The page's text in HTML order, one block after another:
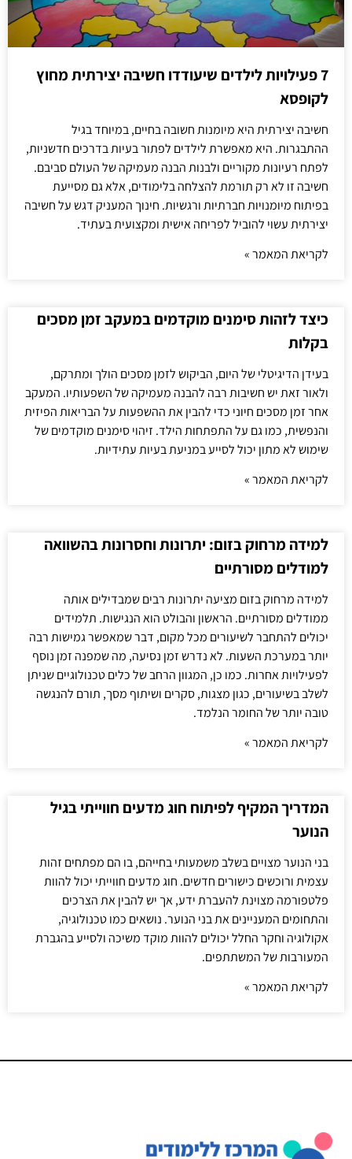
7 פעילויות לילדים שיעודדו חשיבה יצירתית מחוץ
לקופסא
חשיבה יצירתית היא מיומנות חשובה בחיים, במיוחד בגיל
ההתבגרות. היא מאפשרת לילדים לפתור בעיות בדרכים חדשניות,
לפתח רעיונות מקוריים ולבנות הבנה מעמיקה של העולם סביבם.
חשיבה זו לא רק תורמת להצלחה בלימודים, אלא גם מסייעת
בפיתוח מיומנויות חברתיות ורגשיות. חינוך המעניק דגש על חשיבה
יצירתית עשוי להוביל לפריחה אישית ומקצועית בעתיד.
לקריאת המאמר »
כיצד לזהות סימנים מוקדמים במעקב זמן מסכים
בקלות
בעידן הדיגיטלי של היום, הביקוש לזמן מסכים הולך ומתרקם,
ולאור זאת יש חשיבות רבה להבנה מעמיקה של השפעותיו. המעקב
אחר זמן מסכים חיוני כדי להבין את ההשפעות על הבריאות הפיזית
והנפשית, כמו גם על התפתחות הילד. זיהוי סימנים מוקדמים של
שימוש לא מתון יכול לסייע במניעת בעיות עתידיות.
לקריאת המאמר »
למידה מרחוק בזום: יתרונות וחסרונות בהשוואה
למודלים מסורתיים
למידה מרחוק בזום מציעה יתרונות רבים שמבדילים אותה
ממודלים מסורתיים. הראשון והבולט הוא הנגישות. תלמידים
יכולים להתחבר לשיעורים מכל מקום, דבר שמאפשר גמישות רבה
יותר במערכת השעות. לא נדרש זמן נסיעה, מה שמפנה זמן נוסף
לפעילויות אחרות. כמו כן, המגוון הרחב של כלים טכנולוגיים שניתן
לשלב בשיעורים, כגון מצגות, סקרים ושיתוף מסך, תורם להנגשה
טובה יותר של החומר הנלמד.
לקריאת המאמר »
המדריך המקיף לפיתוח חוג מדעים חווייתי בגיל
הנוער
בני הנוער מצויים בשלב משמעותי בחייהם, בו הם מפתחים זהות
עצמית ורוכשים כישורים חדשים. חוג מדעים חווייתי יכול להוות
פלטפורמה מצוינת להעברת ידע, אך יש להבין את הצרכים
והתחומים המעניינים את בני הנוער. נושאים כמו טכנולוגיה,
אקולוגיה וחקר החלל יכולים להוות מוקד משיכה ולסייע בהגברת
המעורבות של המשתתפים.
לקריאת המאמר »